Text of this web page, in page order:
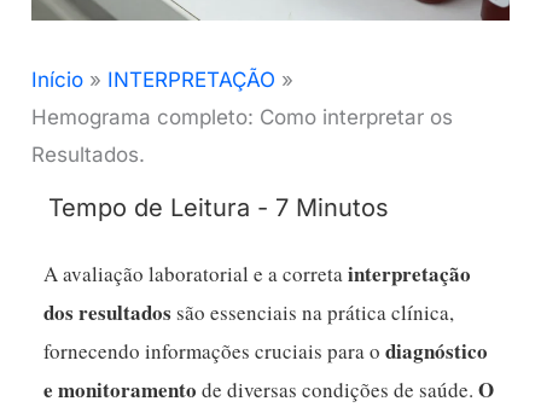
Início
INTERPRETAÇÃO
Hemograma completo: Como interpretar os
Resultados.
A avaliação laboratorial e a corretainterpretação
dos resultados são essenciais na prática clínica,
fornecendo informações cruciais para odiagnóstico
e monitoramento de diversas condições de saúde.O